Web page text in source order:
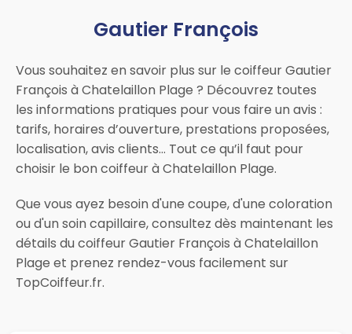
Gautier François
Vous souhaitez en savoir plus sur le coiffeur Gautier
François à Chatelaillon Plage ? Découvrez toutes
les informations pratiques pour vous faire un avis :
tarifs, horaires d’ouverture, prestations proposées,
localisation, avis clients… Tout ce qu’il faut pour
choisir le bon coiffeur à Chatelaillon Plage.
Que vous ayez besoin d'une coupe, d'une coloration
ou d'un soin capillaire, consultez dès maintenant les
détails du coiffeur Gautier François à Chatelaillon
Plage et prenez rendez-vous facilement sur
TopCoiffeur.fr.